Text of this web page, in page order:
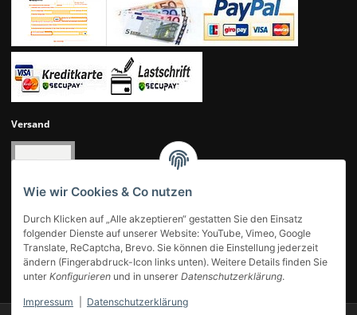
Wie wir Cookies & Co nutzen
Durch Klicken auf „Alle akzeptieren“ gestatten Sie den Einsatz
folgender Dienste auf unserer Website: YouTube, Vimeo, Google
Translate, ReCaptcha, Brevo. Sie können die Einstellung jederzeit
ändern (Fingerabdruck-Icon links unten). Weitere Details finden Sie
unter Konfigurieren und in unserer Datenschutzerklärung.
Impressum Datenschutzerklärung
Versand
UNSERE KUNDENBEWERTUNGEN